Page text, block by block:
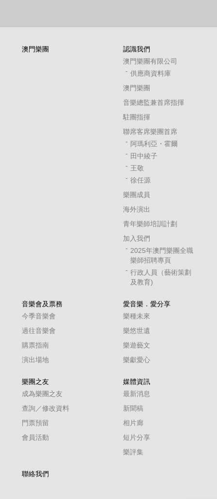
澳門樂團
認識我們
澳門樂團有限公司
供應商資料庫
澳門樂團
音樂總監兼首席指揮
駐團指揮
聯席客席樂團首席
阿瑪利亞・霍爾
田中綾子
王敬
徐任源
樂團成員
海外演出
青年樂師培訓計劃
加入我們
2025年澳門樂團全職
樂師招聘專頁
行政人員（藝術策劃
及教育)
音樂會及票務
今季音樂會
過往音樂會
購票指南
演出場地
愛音樂．愛分享
樂種未來
樂悠世遺
樂遊藝文
樂獻愛心
樂團之友
成為樂團之友
查詢／修改資料
門票預留
會員活動
媒體資訊
最新消息
新聞稿
相片廊
短片分享
樂評集
聯絡我們